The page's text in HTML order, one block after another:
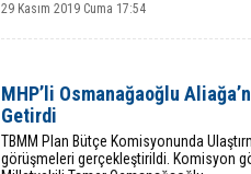
29 Kasım 2019 Cuma 17:54
MHP’li Osmanağaoğlu
Getirdi
TBMM Plan Bütçe Komisyonunda
görüşmeleri gerçekleştirildi. Komisyon